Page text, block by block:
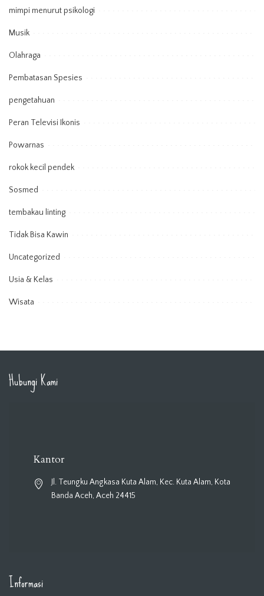
mimpi menurut psikologi
Musik
Olahraga
Pembatasan Spesies
pengetahuan
Peran Televisi Ikonis
Powarnas
rokok kecil pendek
Sosmed
tembakau linting
Tidak Bisa Kawin
Uncategorized
Usia & Kelas
Wisata
Hubungi Kami
Kantor
Jl. Teungku Angkasa Kuta Alam, Kec. Kuta Alam, Kota
Banda Aceh, Aceh 24415
Informasi